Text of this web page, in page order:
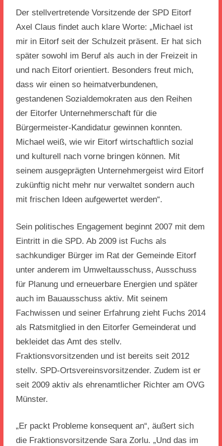
Der stellvertretende Vorsitzende der SPD Eitorf
Axel Claus findet auch klare Worte: „Michael ist
mir in Eitorf seit der Schulzeit präsent. Er hat sich
später sowohl im Beruf als auch in der Freizeit in
und nach Eitorf orientiert. Besonders freut mich,
dass wir einen so heimatverbundenen,
gestandenen Sozialdemokraten aus den Reihen
der Eitorfer Unternehmerschaft für die
Bürgermeister-Kandidatur gewinnen konnten.
Michael weiß, wie wir Eitorf wirtschaftlich sozial
und kulturell nach vorne bringen können. Mit
seinem ausgeprägten Unternehmergeist wird Eitorf
zukünftig nicht mehr nur verwaltet sondern auch
mit frischen Ideen aufgewertet werden“.
Sein politisches Engagement beginnt 2007 mit dem
Eintritt in die SPD. Ab 2009 ist Fuchs als
sachkundiger Bürger im Rat der Gemeinde Eitorf
unter anderem im Umweltausschuss, Ausschuss
für Planung und erneuerbare Energien und später
auch im Bauausschuss aktiv. Mit seinem
Fachwissen und seiner Erfahrung zieht Fuchs 2014
als Ratsmitglied in den Eitorfer Gemeinderat und
bekleidet das Amt des stellv.
Fraktionsvorsitzenden und ist bereits seit 2012
stellv. SPD-Ortsvereinsvorsitzender. Zudem ist er
seit 2009 aktiv als ehrenamtlicher Richter am OVG
Münster.
„Er packt Probleme konsequent an“, äußert sich
die Fraktionsvorsitzende Sara Zorlu. „Und das im